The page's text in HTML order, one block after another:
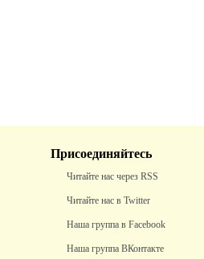
Присоединяйтесь
Читайте нас через RSS
Читайте нас в Twitter
Наша группа в Facebook
Наша группа ВКонтакте